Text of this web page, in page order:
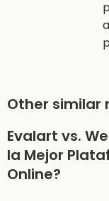
Other similar
Evalart vs.
la Mejor
Online?